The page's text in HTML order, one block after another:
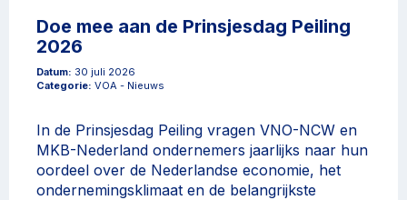
Doe mee aan de Prinsjesdag Peiling
2026
Datum: 30 juli 2026
Categorie: VOA - Nieuws
In de Prinsjesdag Peiling vragen VNO-NCW en
MKB-Nederland ondernemers jaarlijks naar hun
oordeel over de Nederlandse economie, het
ondernemingsklimaat en de belangrijkste